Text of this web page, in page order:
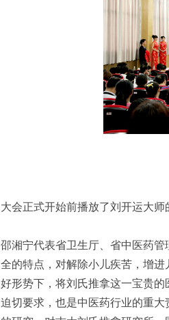
大会正式开始前播放了刘开运大师
邵湘宁代表省卫生厅、省中医药
全的特点，对解除小儿疾苦，增
好形势下，将刘氏推拿这一宝贵
迫切要求，也是中医药行业的重